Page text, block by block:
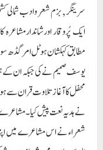
سرینگر , بزم شعر و ادب شمالی
ایک پُروقار
مطابق کہکشان ہوٹل امرگڈھ
یوسف صمیم نے کی جبکہ ان کے
محفل کا آغاز تلاوت قران سے
نے ہدیہ نعت پیش کیا۔
شعراء نے اس مشاعرے میں